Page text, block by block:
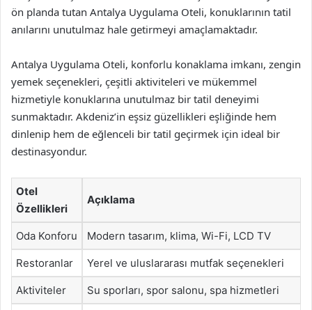
ön planda tutan Antalya Uygulama Oteli, konuklarının tatil
anılarını unutulmaz hale getirmeyi amaçlamaktadır.
Antalya Uygulama Oteli, konforlu konaklama imkanı, zengin
yemek seçenekleri, çeşitli aktiviteleri ve mükemmel
hizmetiyle konuklarına unutulmaz bir tatil deneyimi
sunmaktadır. Akdeniz’in eşsiz güzellikleri eşliğinde hem
dinlenip hem de eğlenceli bir tatil geçirmek için ideal bir
destinasyondur.
Otel
Özellikleri
Açıklama
Oda Konforu Modern tasarım, klima, Wi-Fi, LCD TV
Restoranlar Yerel ve uluslararası mutfak seçenekleri
Aktiviteler Su sporları, spor salonu, spa hizmetleri